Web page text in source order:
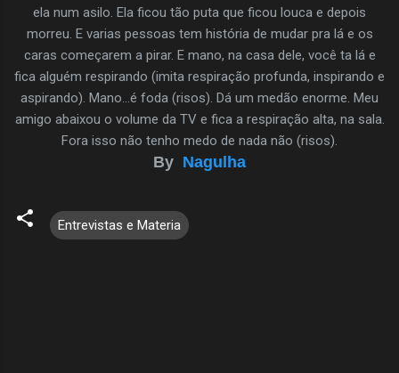
ela num asilo. Ela ficou tão puta que ficou louca e depois
morreu. E varias pessoas tem história de mudar pra lá e os
caras começarem a pirar. E mano, na casa dele, você ta lá e
fica alguém respirando (imita respiração profunda, inspirando e
aspirando). Mano…é foda (risos). Dá um medão enorme. Meu
amigo abaixou o volume da TV e fica a respiração alta, na sala.
Fora isso não tenho medo de nada não (risos).
By Nagulha
Entrevistas e Materia